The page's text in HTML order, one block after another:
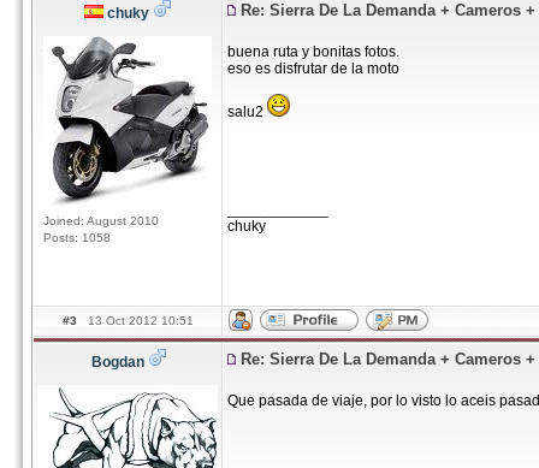
chuky
Joined: August 2010
Posts: 1058
Re: Sierra De La Demanda + Cameros
buena ruta y bonitas fotos.
eso es disfrutar de la moto
salu2
chuky
#3 13 Oct 2012 10:51
Bogdan Re: Sierra De La Demanda + Cameros
Que pasada de viaje, por lo visto lo aceis